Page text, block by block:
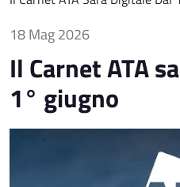
18 Mag 2026
Il Carnet ATA
1° giugno